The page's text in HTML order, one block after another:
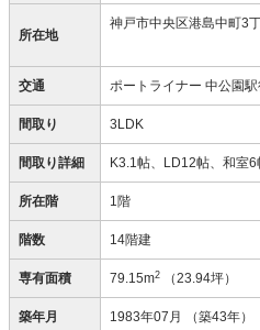
所在地
神戸市中央区港島中町3
交通 ポートライナー 中公園
間取り 3LDK
間取り詳細 K3.1帖、LD12帖、和室
所在階 1階
階数 14階建
専有面積 79.15m2 （23.94坪）
築年月 1983年07月 （築43年）